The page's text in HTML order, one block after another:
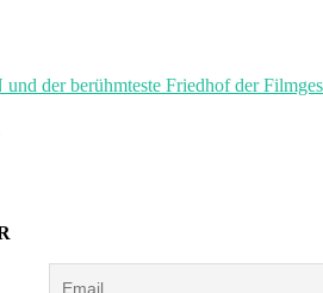
der berühmteste Friedhof der